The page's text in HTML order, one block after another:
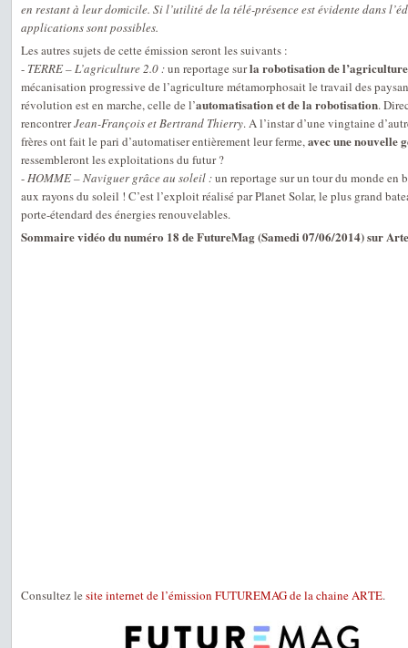
en restant à leur domicile. Si l’utilité de la télé-présence est évidente dans
applications sont possibles.
Les autres sujets de cette émission seront les suivants :
- TERRE – L’agriculture 2.0 :un reportage surla robotisation de l’agriculture
mécanisation progressive de l’agriculture métamorphosait le travail des
révolution est en marche, celle de l’automatisation et de la robotisation.
rencontrerJean-François et Bertrand Thierry. A l’instar d’une vingtaine
frères ont fait le pari d’automatiser entièrement leur ferme,avec une nouvelle
ressembleront les exploitations du futur ?
-HOMME – Naviguer grâce au soleil :un reportage sur un tour du monde
aux rayons du soleil ! C’est l’exploit réalisé par Planet Solar, le plus grand
porte-étendard des énergies renouvelables.
Sommaire vidéo du numéro 18 de FutureMag (Samedi 07/06/2014) sur
Consultez le site internet de l’émission FUTUREMAG de la chaine ARTE.